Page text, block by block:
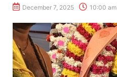
December 7, 2025 10:00 am